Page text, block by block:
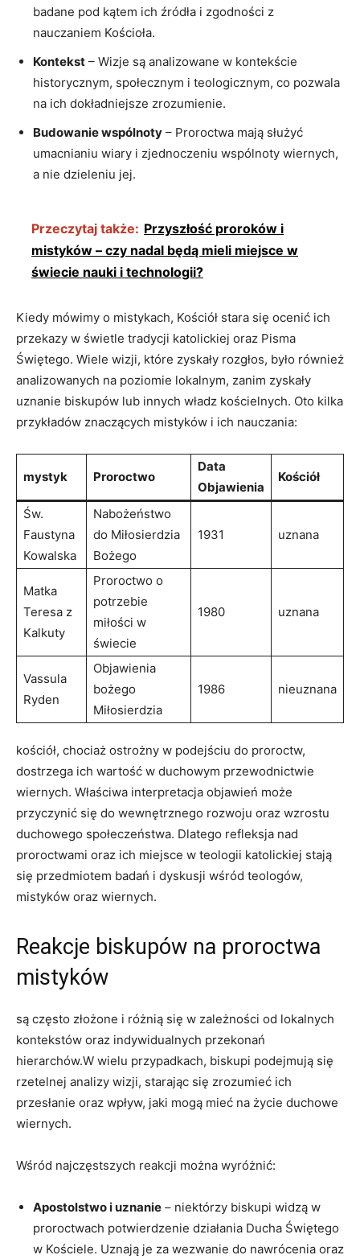
badane pod kątem ich źródła i zgodności z
nauczaniem ‍Kościoła.
Kontekst – Wizje są analizowane w kontekście⁣
historycznym, społecznym i⁣ teologicznym,⁤ co pozwala
na ich dokładniejsze zrozumienie.
Budowanie ‍wspólnoty – Proroctwa mają‍ służyć
umacnianiu wiary i zjednoczeniu wspólnoty wiernych,
a nie dzieleniu jej.
Przeczytaj także: Przyszłość proroków i
mistyków – czy nadal będą mieli miejsce w
świecie nauki i technologii?
Kiedy‌ mówimy‌ o mistykach, Kościół stara się ocenić ich
przekazy w świetle​ tradycji katolickiej oraz Pisma
Świętego. Wiele wizji, które zyskały ‍rozgłos, było również
analizowanych na poziomie lokalnym, zanim zyskały
uznanie biskupów lub innych władz kościelnych. Oto‌ kilka
przykładów znaczących ​mistyków i ich⁤ nauczania:
mystyk Proroctwo
Data
⁤Objawienia
Kościół
Św.
Faustyna
⁢Kowalska
Nabożeństwo
do Miłosierdzia
Bożego
1931 uznana
Matka
Teresa z
⁣Kalkuty
Proroctwo o
potrzebie
miłości w
świecie
1980 uznana
Vassula
Ryden
Objawienia
bożego
Miłosierdzia
1986 nieuznana
kościół, chociaż ostrożny w podejściu do proroctw,
dostrzega ich wartość ⁣w duchowym przewodnictwie
wiernych. Właściwa⁣ interpretacja objawień może
przyczynić się do wewnętrznego rozwoju oraz ​wzrostu
duchowego społeczeństwa. Dlatego refleksja​ nad
proroctwami oraz ich miejsce w teologii katolickiej stają
się przedmiotem badań i dyskusji wśród teologów,
mistyków oraz wiernych.
Reakcje biskupów na proroctwa
mistyków
są​ często złożone i ⁣różnią się ⁢w zależności od lokalnych
kontekstów oraz ​indywidualnych przekonań
hierarchów.W wielu przypadkach, biskupi podejmują⁤ się
rzetelnej analizy ‍wizji, starając się⁤ zrozumieć ich
przesłanie oraz ‌wpływ, jaki‍ mogą mieć ⁤na​ życie duchowe⁣
wiernych.
Wśród najczęstszych reakcji można wyróżnić:
Apostolstwo i uznanie – niektórzy biskupi widzą‍ w
proroctwach⁤ potwierdzenie działania⁤ Ducha Świętego
w ​Kościele. Uznają je⁢ za⁢ wezwanie ‍do nawrócenia oraz